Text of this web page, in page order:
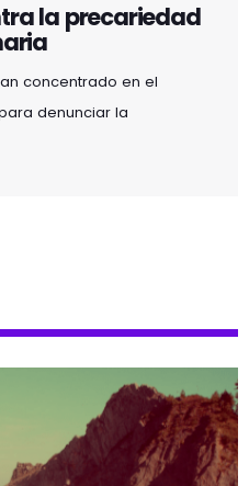
la precariedad
concentrado en el
denunciar la
y por una sanidad